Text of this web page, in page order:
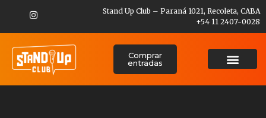
Stand Up Club – Paraná 1021, Recoleta, CABA
+54 11 2407-0028
Comprar
entradas